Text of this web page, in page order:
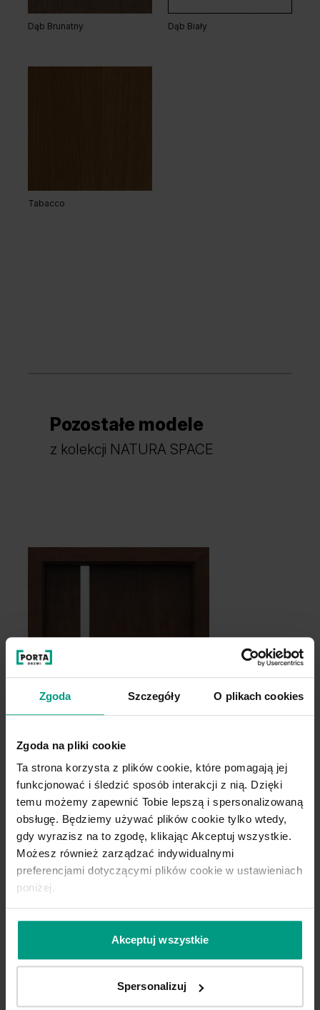
Zgoda Szczegóły O plikach cookies
Zgoda na pliki cookie
Ta strona korzysta z plików cookie, które pomagają jej
funkcjonować i śledzić sposób interakcji z nią. Dzięki
temu możemy zapewnić Tobie lepszą i spersonalizowaną
obsługę. Będziemy używać plików cookie tylko wtedy,
gdy wyrazisz na to zgodę, klikając Akceptuj wszystkie.
Możesz również zarządzać indywidualnymi
preferencjami dotyczącymi plików cookie w ustawieniach
poniżej.
Akceptuj wszystkie
Spersonalizuj
Dąb Brunatny Dąb Biały
Tabacco
Pozostałe modele
z kolekcji NATURA SPACE